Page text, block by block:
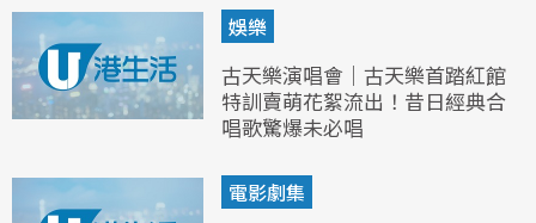
娛樂
古天樂演唱會｜古天樂首踏紅館
特訓賣萌花絮流出！昔日經典合
唱歌驚爆未必唱
電影劇集